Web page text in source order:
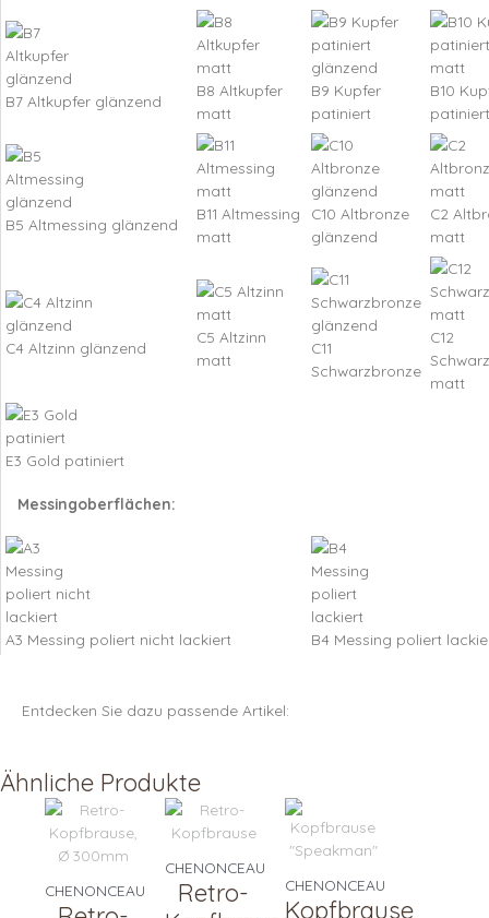
B7 Altkupfer glänzend
B8 Altkupfer
matt
B9 Kupfer
patiniert
B10
B5 Altmessing glänzend
B11 Altmessing
matt
C10 Altbronze
glänzend
C2
matt
C4 Altzinn glänzend
C5 Altzinn
matt
C11
Schwarzbronze
C12
matt
E3 Gold patiniert
Messingoberflächen:
A3 Messing poliert nicht lackiert B4 Messing poliert
Entdecken Sie dazu passende Artikel:
Ähnliche Produkte
CHENONCEAU
CHENONCEAU
Retro-
CHENONCEAU
Kopfbrause